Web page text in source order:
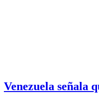
Venezuela señala